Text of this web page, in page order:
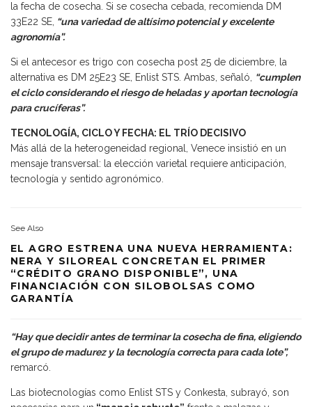
la fecha de cosecha. Si se cosecha cebada, recomienda DM
33E22 SE, “una variedad de altísimo potencial y excelente
agronomía”.
Si el antecesor es trigo con cosecha post 25 de diciembre, la
alternativa es DM 25E23 SE, Enlist STS. Ambas, señaló,
“cumplen
el ciclo considerando el riesgo de heladas y aportan tecnología
para crucíferas”.
TECNOLOGÍA, CICLO Y FECHA: EL TRÍO DECISIVO
Más allá de la heterogeneidad regional, Venece insistió en un
mensaje transversal: la elección varietal requiere anticipación,
tecnología y sentido agronómico.
See Also
EL AGRO ESTRENA UNA NUEVA HERRAMIENTA:
NERA Y SILOREAL CONCRETAN EL PRIMER
“CRÉDITO GRANO DISPONIBLE”, UNA
FINANCIACIÓN CON SILOBOLSAS COMO
GARANTÍA
“Hay que decidir antes de terminar la cosecha de fina, eligiendo
el grupo de madurez y la tecnología correcta para cada lote”,
remarcó.
Las biotecnologías como Enlist STS y Conkesta, subrayó, son